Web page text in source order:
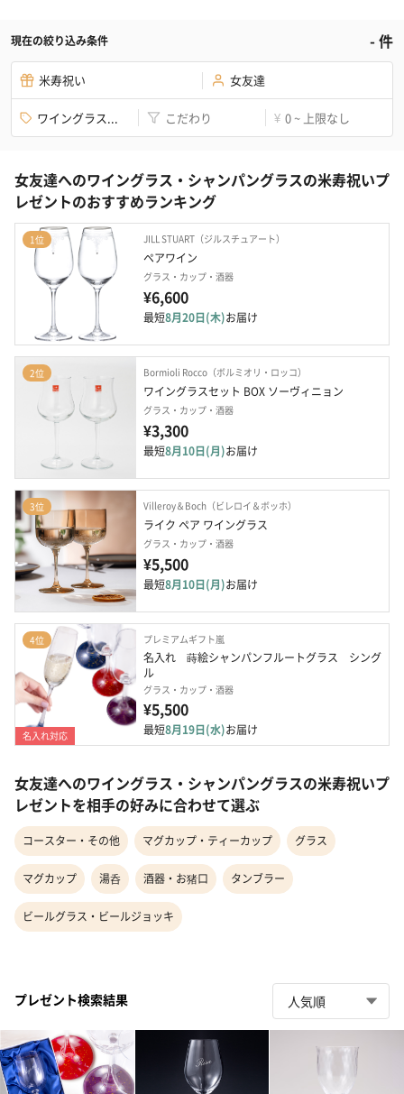
現在の絞り込み条件 -件
米寿祝い 女友達
ワイングラス... こだわり ¥ 0 ~ 上限なし
女友達へのワイングラス・シャンパングラスの米寿祝いプ
レゼントのおすすめランキング
1位 JILL STUART（ジルスチュアート）
ペアワイン
グラス・カップ・酒器
¥6,600
最短8月20日(木)お届け
2位 Bormioli Rocco（ボルミオリ・ロッコ）
ワイングラスセット BOX ソーヴィニョン
グラス・カップ・酒器
¥3,300
最短8月10日(月)お届け
3位 Villeroy＆Boch（ビレロイ＆ボッホ）
ライク ペア ワイングラス
グラス・カップ・酒器
¥5,500
最短8月10日(月)お届け
4位
名入れ対応
プレミアムギフト嵐
名入れ　蒔絵シャンパンフルートグラス　シング
ル
グラス・カップ・酒器
¥5,500
最短8月19日(水)お届け
女友達へのワイングラス・シャンパングラスの米寿祝いプ
レゼントを相手の好みに合わせて選ぶ
コースター・その他 マグカップ・ティーカップ グラス
マグカップ 湯呑 酒器・お猪口 タンブラー
ビールグラス・ビールジョッキ
プレゼント検索結果